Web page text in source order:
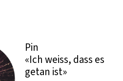
Pin
«Ich weiss, dass es
getan ist»